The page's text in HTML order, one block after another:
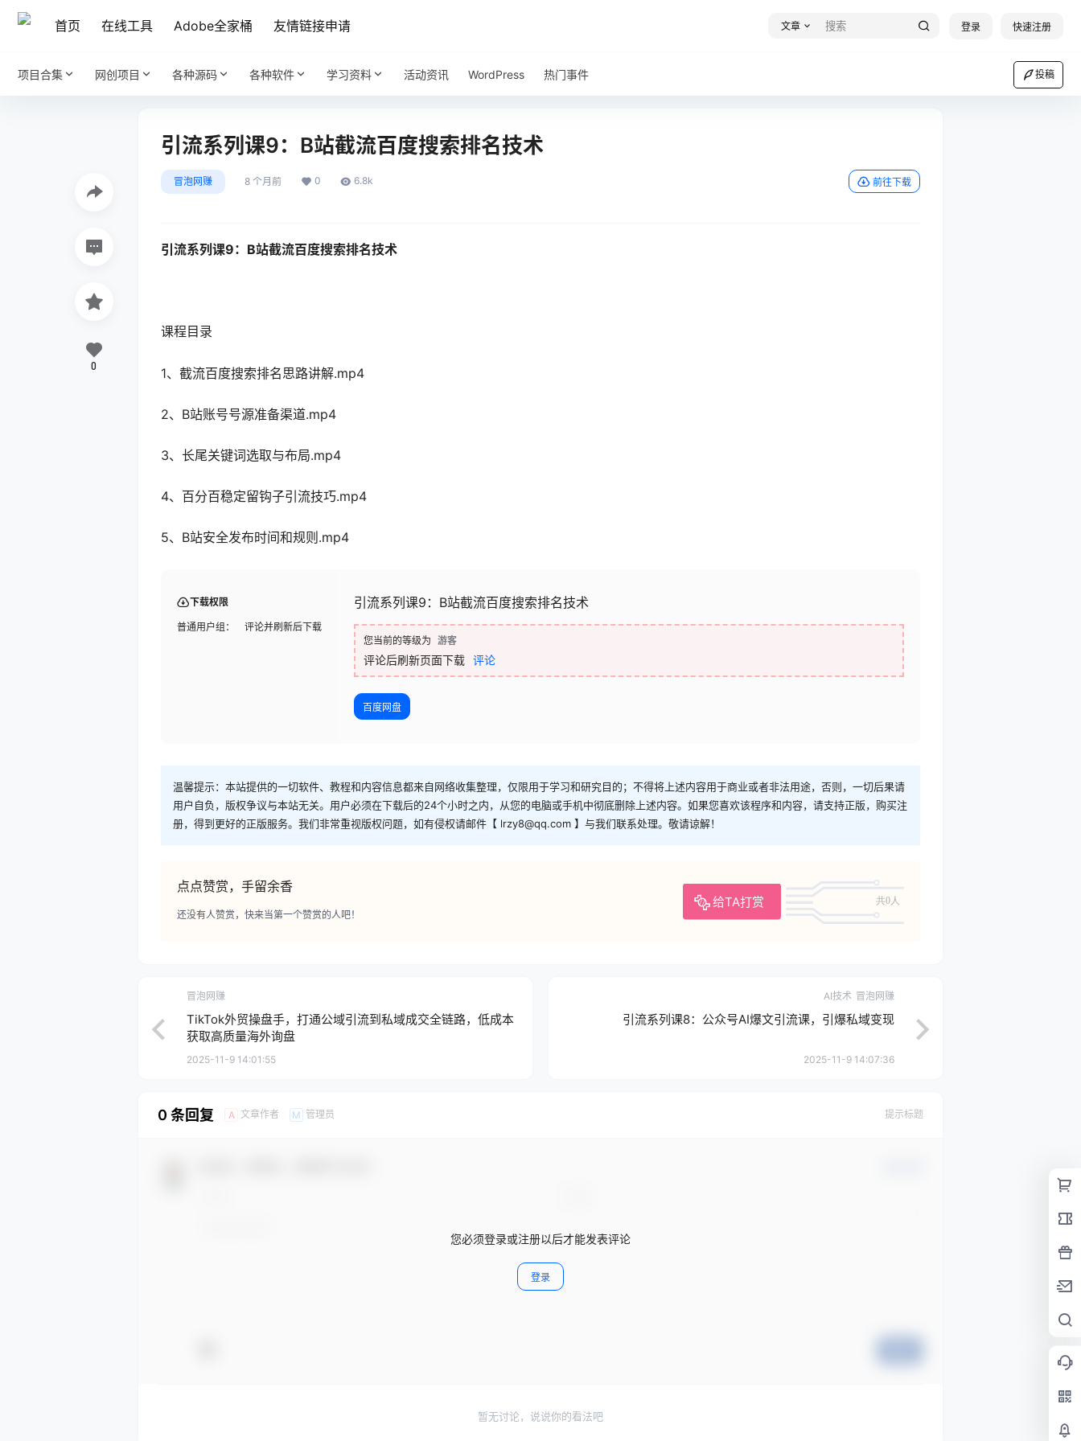
首页 在线工具 Adobe全家桶 友情链接申请 文章 登录 快速注册
项目合集 网创项目 各种源码 各种软件 学习资料 活动资讯 WordPress 热门事件 投稿
引流系列课9：B站截流百度搜索排名技术
冒泡网赚 8 个月前 0 6.8k 前往下载
引流系列课9： B站截流百度搜索排名技术
课程目录
1、截流百度搜索排名思路讲解.mp4
2、B站账号号源准备渠道.mp4
3、长尾关键词选取与布局.mp4
4、百分百稳定留钩子引流技巧.mp4
5、B站安全发布时间和规则.mp4
下载权限
普通用户组： 评论并刷新后下载
引流系列课9：B站截流百度搜索排名技术
您当前的等级为 游客
评论后刷新页面下载 评论
百度网盘
温馨提示：本站提供的一切软件、教程和内容信息都来自网络收集整理，仅限用于学习和研究目的；不得将上述内容用于商业或者非法用途，否则，一切后果请
用户自负，版权争议与本站无关。用户必须在下载后的24个小时之内，从您的电脑或手机中彻底删除上述内容。如果您喜欢该程序和内容，请支持正版，购买注
册，得到更好的正版服务。我们非常重视版权问题，如有侵权请邮件【 lrzy8@qq.com 】与我们联系处理。敬请谅解！
点点赞赏，手留余香
给TA打赏 共0人
还没有人赞赏，快来当第一个赞赏的人吧！
0
冒泡网赚
TikTok外贸操盘手，打通公域引流到私域成交全链路，低成本
获取高质量海外询盘
2025-11-9 14:01:55
AI技术 冒泡网赚
引流系列课8：公众号AI爆文引流课，引爆私域变现
2025-11-9 14:07:36
0 条回复 A 文章作者 M 管理员 提示标题
您必须登录或注册以后才能发表评论
登录
暂无讨论，说说你的看法吧